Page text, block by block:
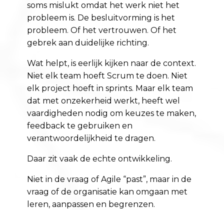
soms mislukt omdat het werk niet het
probleem is. De besluitvorming is het
probleem. Of het vertrouwen. Of het
gebrek aan duidelijke richting.
Wat helpt, is eerlijk kijken naar de context.
Niet elk team hoeft Scrum te doen. Niet
elk project hoeft in sprints. Maar elk team
dat met onzekerheid werkt, heeft wel
vaardigheden nodig om keuzes te maken,
feedback te gebruiken en
verantwoordelijkheid te dragen.
Daar zit vaak de echte ontwikkeling.
Niet in de vraag of Agile “past”, maar in de
vraag of de organisatie kan omgaan met
leren, aanpassen en begrenzen.